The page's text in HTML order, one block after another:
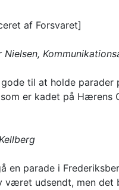
af Forsvaret]
til at holde parader
er kadet på Hærens
en parade i
været udsendt, men det